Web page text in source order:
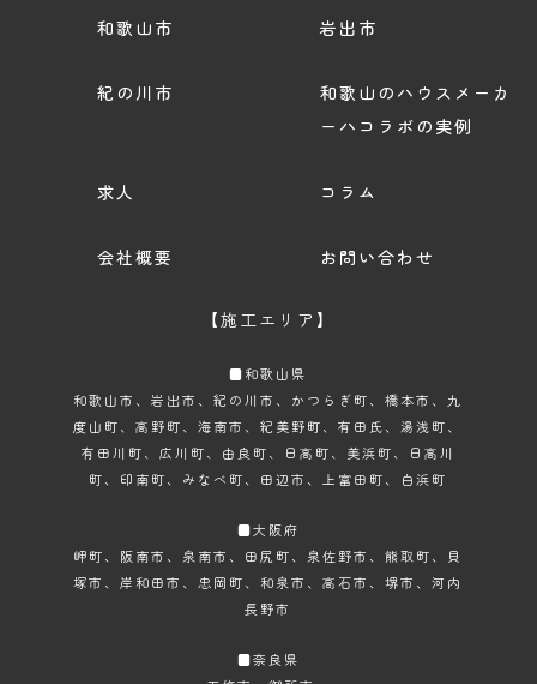
和歌山市 岩出市
紀の川市
和歌山のハウスメーカ
ーハコラボの実例
求人 コラム
会社概要 お問い合わせ
【施工エリア】
■和歌山県
和歌山市 、岩出市、紀の川市、かつらぎ町、橋本市、九
度山町、高野町、海南市、紀美野町、有田氏、湯浅町、
有田川町、広川町、由良町、日高町、美浜町、日高川
町、印南町、みなべ町、田辺市、上富田町、白浜町
■大阪府
岬町、阪南市、泉南市、田尻町、泉佐野市、熊取町、貝
塚市、岸和田市、忠岡町、和泉市、高石市、堺市、河内
長野市
■奈良県